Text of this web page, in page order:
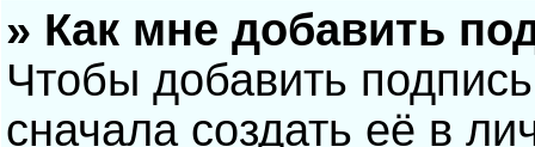
» Как мне добавить
Чтобы добавить
сначала создать её в